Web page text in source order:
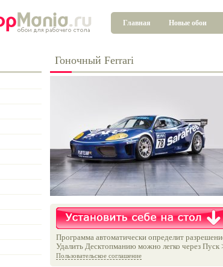
Главная Новые обои
Гоночный Ferrari
Программа автоматически определит
Удалить Десктопманию можно легко через
Пользовательское соглашение